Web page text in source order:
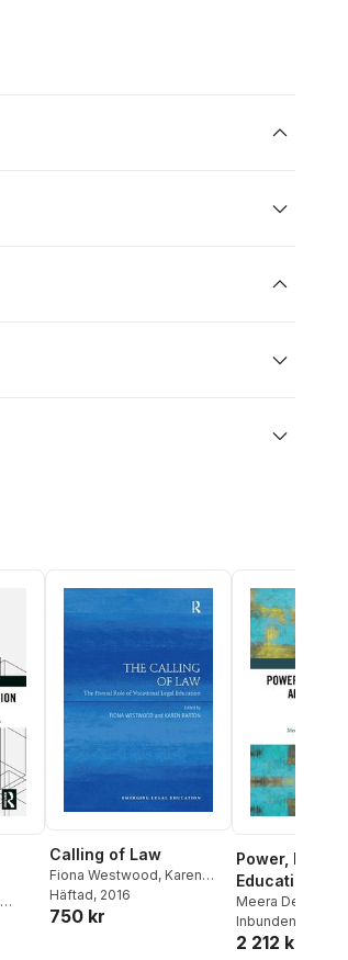
Calling of Law
Fiona Westwood, Karen
Barton
Häftad, 2016
750 kr
Power, Legal
Education,
School
Meera Deo
Lazarus-Black
Mertz
Inbunden
2 212 kr